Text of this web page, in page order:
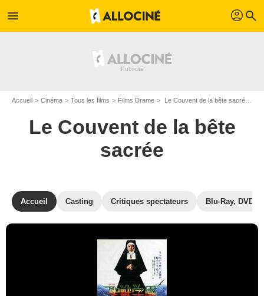
menu profil search
Accueil Cinéma Tous les films Films Drame Le Couvent de la bête sacrée de Norifumi Suzuki
Le Couvent de la bête
sacrée
Accueil Casting Critiques spectateurs Blu-Ray, DVD